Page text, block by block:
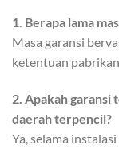
1. Berapa lama
Masa garansi
ketentuan
2. Apakah garansi
daerah terpencil?
Ya, selama